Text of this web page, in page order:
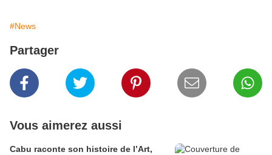
#News
Partager
Vous aimerez aussi
Cabu raconte son histoire de l’Art,